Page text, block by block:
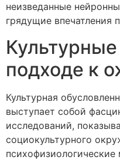
неизведанные
грядущие впечатления
подходе к
Культурная
выступает собой
исследований,
социокультурного